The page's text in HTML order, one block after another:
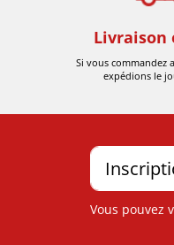
Livraison
Si vous commandez
expédions le
Vous pouvez